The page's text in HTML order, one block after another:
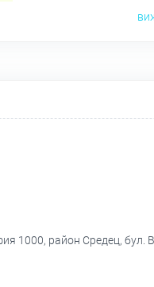
1000, район Средец, бул.